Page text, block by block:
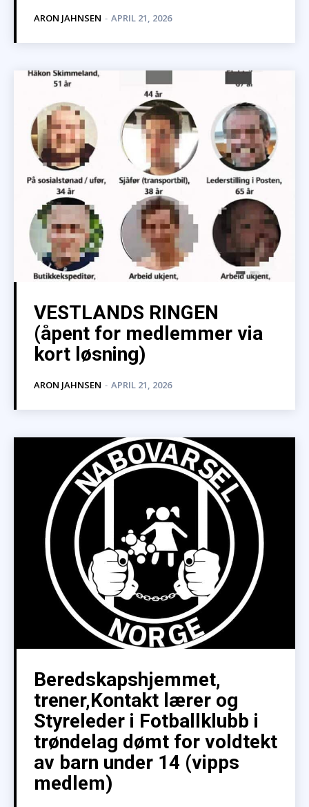
ARON JAHNSEN - APRIL 21, 2026
VESTLANDS RINGEN
(åpent for medlemmer via
kort løsning)
ARON JAHNSEN - APRIL 21, 2026
Beredskapshjemmet,
trener,Kontakt lærer og
Styreleder i Fotballklubb i
trøndelag dømt for voldtekt
av barn under 14 (vipps
medlem)